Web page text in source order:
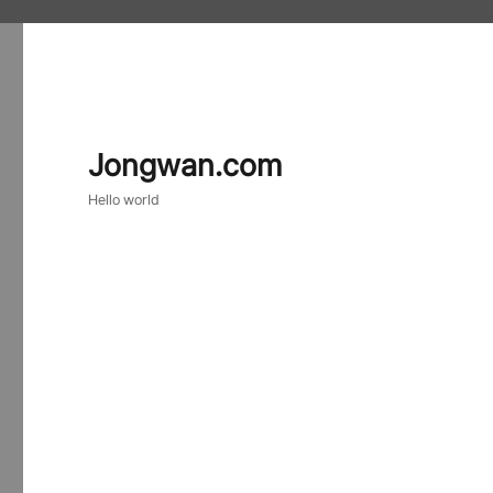
Jongwan.com
Hello world